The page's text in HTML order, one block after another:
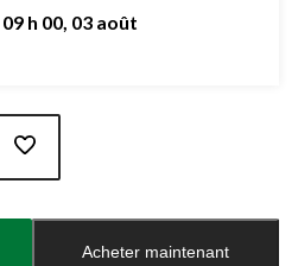
09 h 00, 03 août
Acheter maintenant